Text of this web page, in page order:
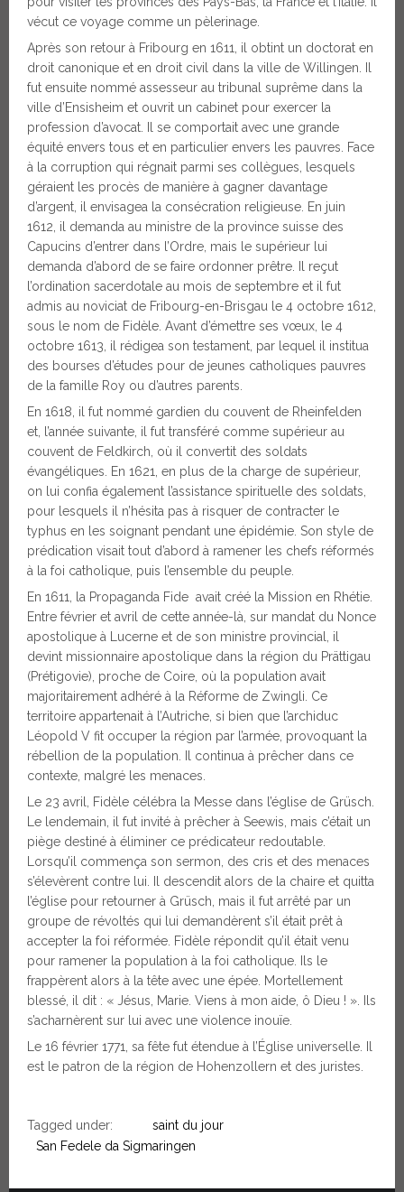
vécut ce voyage comme un pèlerinage.
Après son retour à Fribourg en 1611, il obtint un doctorat en
droit canonique et en droit civil dans la ville de Willingen. Il
fut ensuite nommé assesseur au tribunal suprême dans la
ville d’Ensisheim et ouvrit un cabinet pour exercer la
profession d’avocat. Il se comportait avec une grande
équité envers tous et en particulier envers les pauvres. Face
à la corruption qui régnait parmi ses collègues, lesquels
géraient les procès de manière à gagner davantage
d’argent, il envisagea la consécration religieuse. En juin
1612, il demanda au ministre de la province suisse des
Capucins d’entrer dans l’Ordre, mais le supérieur lui
demanda d’abord de se faire ordonner prêtre. Il reçut
l’ordination sacerdotale au mois de septembre et il fut
admis au noviciat de Fribourg-en-Brisgau le 4 octobre 1612,
sous le nom de Fidèle. Avant d’émettre ses vœux, le 4
octobre 1613, il rédigea son testament, par lequel il institua
des bourses d’études pour de jeunes catholiques pauvres
de la famille Roy ou d’autres parents.
En 1618, il fut nommé gardien du couvent de Rheinfelden
et, l’année suivante, il fut transféré comme supérieur au
couvent de Feldkirch, où il convertit des soldats
évangéliques. En 1621, en plus de la charge de supérieur,
on lui confia également l’assistance spirituelle des soldats,
pour lesquels il n’hésita pas à risquer de contracter le
typhus en les soignant pendant une épidémie. Son style de
prédication visait tout d’abord à ramener les chefs réformés
à la foi catholique, puis l’ensemble du peuple.
En 1611, la Propaganda Fide avait créé la Mission en Rhétie.
Entre février et avril de cette année-là, sur mandat du Nonce
apostolique à Lucerne et de son ministre provincial, il
devint missionnaire apostolique dans la région du Prättigau
(Prétigovie), proche de Coire, où la population avait
majoritairement adhéré à la Réforme de Zwingli. Ce
territoire appartenait à l’Autriche, si bien que l’archiduc
Léopold V fit occuper la région par l’armée, provoquant la
rébellion de la population. Il continua à prêcher dans ce
contexte, malgré les menaces.
Le 23 avril, Fidèle célébra la Messe dans l’église de Grüsch.
Le lendemain, il fut invité à prêcher à Seewis, mais c’était un
piège destiné à éliminer ce prédicateur redoutable.
Lorsqu’il commença son sermon, des cris et des menaces
s’élevèrent contre lui. Il descendit alors de la chaire et quitta
l’église pour retourner à Grüsch, mais il fut arrêté par un
groupe de révoltés qui lui demandèrent s’il était prêt à
accepter la foi réformée. Fidèle répondit qu’il était venu
pour ramener la population à la foi catholique. Ils le
frappèrent alors à la tête avec une épée. Mortellement
blessé, il dit : « Jésus, Marie. Viens à mon aide, ô Dieu ! ». Ils
s’acharnèrent sur lui avec une violence inouïe.
Le 16 février 1771, sa fête fut étendue à l’Église universelle. Il
est le patron de la région de Hohenzollern et des juristes.
Tagged under:
saint du jour
San Fedele da Sigmaringen